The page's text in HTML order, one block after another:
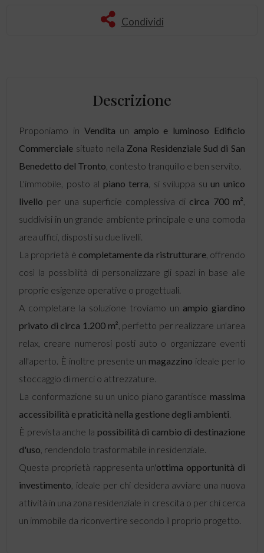
Condividi
Descrizione
Proponiamo in Vendita un ampio e luminoso Edificio
Commerciale situato nella Zona Residenziale Sud di San
Benedetto del Tronto , contesto tranquillo e ben servito.
L'immobile, posto al piano terra , si sviluppa su un unico
livello per una superficie complessiva di circa 700 m²
suddivisi in un grande ambiente principale e una comoda
area uffici, disposti su due livelli.
La proprietà è completamente da ristrutturare, offrendo
così la possibilità di personalizzare gli spazi in base alle
proprie esigenze operative o progettuali.
A completare la soluzione troviamo un ampio giardino
privato di circa 1.200 m² , perfetto per realizzare un'area
relax, creare numerosi posti auto o organizzare eventi
all'aperto. È inoltre presente un magazzino ideale per lo
stoccaggio di merci o attrezzature.
La conformazione su un unico piano garantisce massima
accessibilità e praticità nella gestione degli ambienti.
È prevista anche la possibilità di cambio di destinazione
d'uso , rendendolo trasformabile in residenziale.
Questa proprietà rappresenta un'ottima opportunità di
investimento , ideale per chi desidera avviare una nuova
attività in una zona residenziale in crescita o per chi cerca
un immobile da riconvertire secondo il proprio progetto.